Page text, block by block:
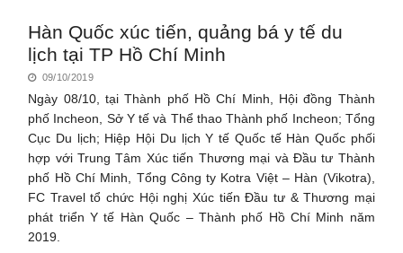
Hàn Quốc xúc tiến, quảng bá y tế du
lịch tại TP Hồ Chí Minh
09/10/2019
Ngày 08/10, tại Thành phố Hồ Chí Minh, Hội đồng Thành
phố Incheon, Sở Y tế và Thể thao Thành phố Incheon; Tổng
Cục Du lịch; Hiệp Hội Du lịch Y tế Quốc tế Hàn Quốc phối
hợp với Trung Tâm Xúc tiến Thương mại và Đầu tư Thành
phố Hồ Chí Minh, Tổng Công ty Kotra Việt – Hàn (Vikotra),
FC Travel tổ chức Hội nghị Xúc tiến Đầu tư & Thương mại
phát triển Y tế Hàn Quốc – Thành phố Hồ Chí Minh năm
2019.